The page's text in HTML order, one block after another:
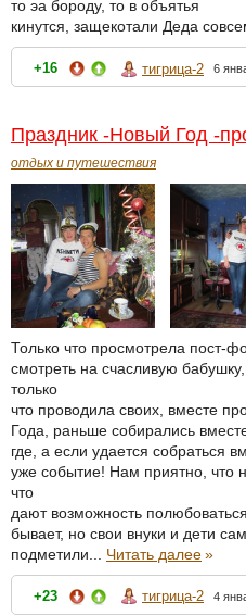
то эа бороду, то в объятья
кинутся, защекотали Деда
+16 тигрица-2 6
Праздник -Новый Год -
отдых и путешествия
Только что просмотрела пост-
смотреть на счасливую
только
что проводила своих, вместе
Года, раньше собирались
где, а если удается собраться
уже событие! Нам приятно, что
что
дают возможность
бывает, но свои внуки и дети
подметили... Читать далее»
+23 тигрица-2 4